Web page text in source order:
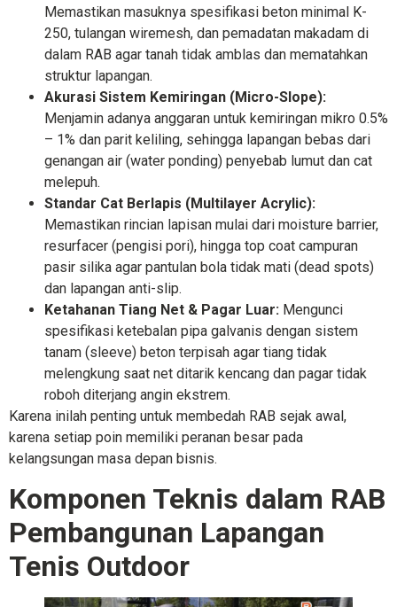
Memastikan masuknya spesifikasi beton minimal K-
250, tulangan wiremesh, dan pemadatan makadam di
dalam RAB agar tanah tidak amblas dan mematahkan
struktur lapangan.
Akurasi Sistem Kemiringan (Micro-Slope):
Menjamin adanya anggaran untuk kemiringan mikro 0.5%
– 1% dan parit keliling, sehingga lapangan bebas dari
genangan air (water ponding) penyebab lumut dan cat
melepuh.
Standar Cat Berlapis (Multilayer Acrylic):
Memastikan rincian lapisan mulai dari moisture barrier,
resurfacer (pengisi pori), hingga top coat campuran
pasir silika agar pantulan bola tidak mati (dead spots)
dan lapangan anti-slip.
Ketahanan Tiang Net & Pagar Luar: Mengunci
spesifikasi ketebalan pipa galvanis dengan sistem
tanam (sleeve) beton terpisah agar tiang tidak
melengkung saat net ditarik kencang dan pagar tidak
roboh diterjang angin ekstrem.
Karena inilah penting untuk membedah RAB sejak awal,
karena setiap poin memiliki peranan besar pada
kelangsungan masa depan bisnis.
Komponen Teknis dalam RAB
Pembangunan Lapangan
Tenis Outdoor